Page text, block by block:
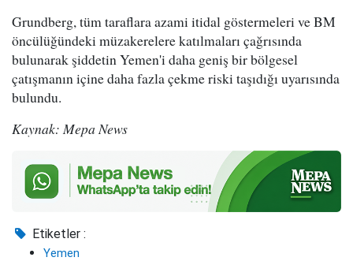
Grundberg, tüm taraflara azami itidal göstermeleri ve BM
öncülüğündeki müzakerelere katılmaları çağrısında
bulunarak şiddetin Yemen'i daha geniş bir bölgesel
çatışmanın içine daha fazla çekme riski taşıdığı uyarısında
bulundu.
Kaynak: Mepa News
Etiketler :
Yemen